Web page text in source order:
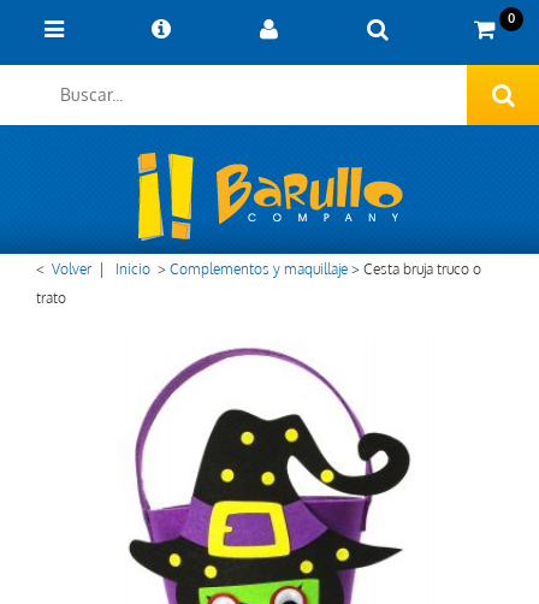
0
< Volver Inicio >Complementos y maquillaje>Cesta bruja truco o
trato